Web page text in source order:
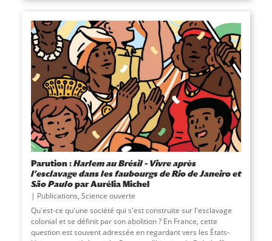
Parution :Harlem au Brésil – Vivre après
l’esclavage dans les faubourgs de Rio de Janeiro et
São Paulopar Aurélia Michel
Publications, Science ouverte
Qu'est-ce qu'une société qui s'est construite sur l'esclavage
colonial et se définit par son abolition ? En France, cette
question est souvent adressée en regardant vers les États-